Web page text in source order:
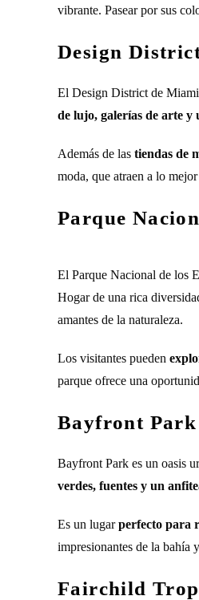
vibrante. Pasear por sus
Design
El Design District de
de lujo, galerías de arte
Además de las tiendas de
moda, que atraen a lo
Parque
El Parque Nacional de los
Hogar de una rica
amantes de la naturaleza.
Los visitantes pueden
parque ofrece una
Bayfront Park
Bayfront Park es un oasis
verdes, fuentes y un
Es un lugarperfecto para
impresionantes de la bahía
Fairchild